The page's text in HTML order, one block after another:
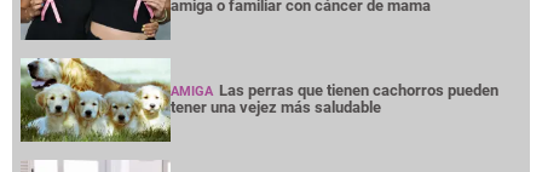
amiga o familiar con cáncer de mama
AMIGA Las perras que tienen cachorros pueden
tener una vejez más saludable